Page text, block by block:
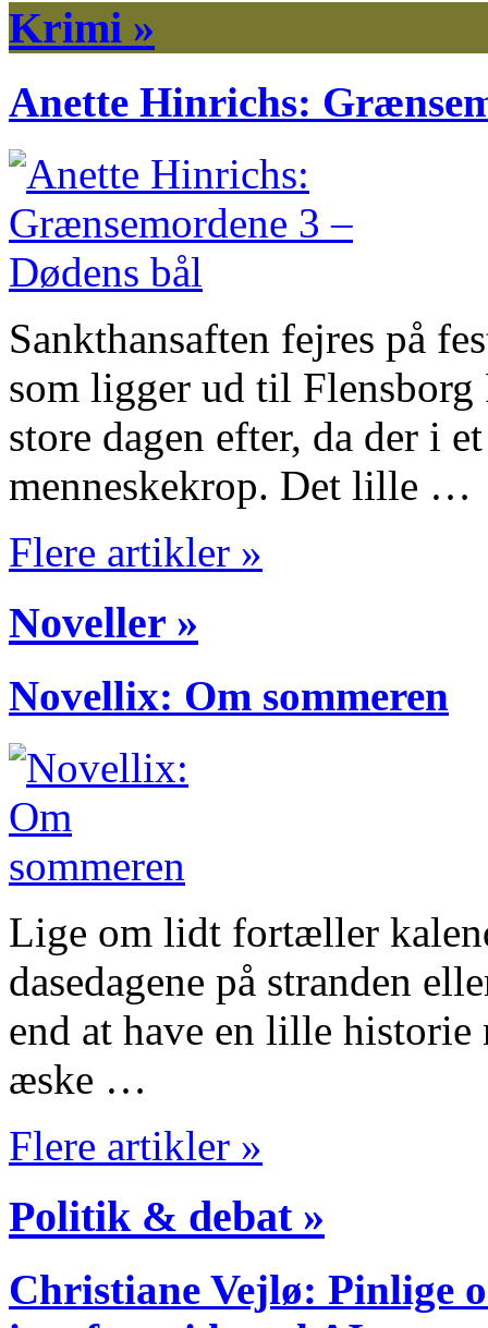
Krimi »
Anette Hinrichs:
Sankthansaften fejres på
som ligger ud til
store dagen efter, da der i
menneskekrop. Det lille …
Flere artikler »
Noveller »
Novellix: Om sommeren
Lige om lidt fortæller
dasedagene på stranden
end at have en lille historie
æske …
Flere artikler »
Politik & debat »
Christiane Vejlø: Pinlige